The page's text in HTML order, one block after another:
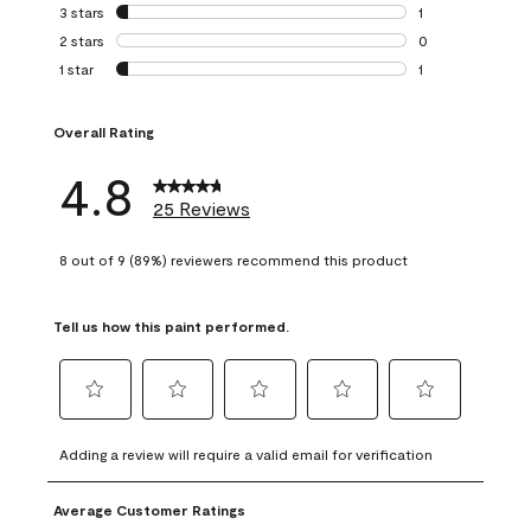
0 reviews with 4
3 stars stars
1
1 review with 3
2 stars stars
0
0 reviews with 2
1 star stars
1
Overall Rating
4.8 25 Reviews
8 out of 9 (89%) reviewers recommend this product
Tell us how this paint performed.
to
rate
the
item
to
rate
the
to
rate
the
item
to
rate
to
rate
Adding a review will require a valid email for verification
Average Customer Ratings